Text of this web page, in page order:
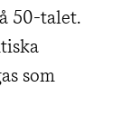
50-talet.
som